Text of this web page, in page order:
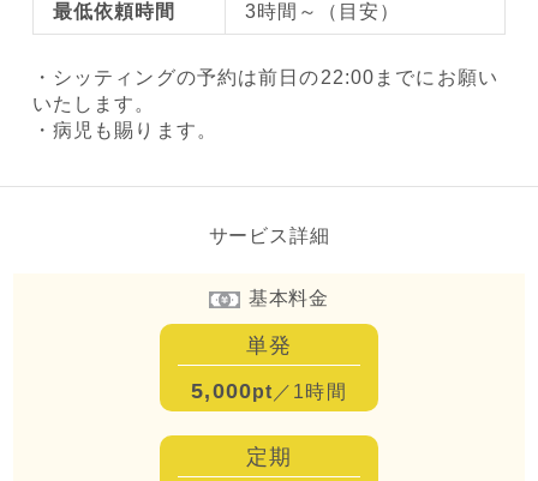
最低依頼時間 3時間～（目安）
・シッティングの予約は前日の22:00までにお願い
いたします。
・病児も賜ります。
サービス詳細
基本料金
単発
5,000pt ／1時間
定期